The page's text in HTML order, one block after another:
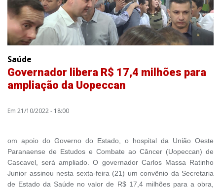
Saúde
Governador libera R$ 17,4 milhões para
ampliação da Uopeccan
Em 21/10/2022 - 18:00
om apoio do Governo do Estado, o hospital da União Oeste
Paranaense de Estudos e Combate ao Câncer (Uopeccan) de
Cascavel, será ampliado. O governador Carlos Massa Ratinho
Junior assinou nesta sexta-feira (21) um convênio da Secretaria
de Estado da Saúde no valor de R$ 17,4 milhões para a obra,